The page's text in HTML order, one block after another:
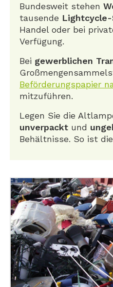
Bundesweit stehen
tausende
Handel oder bei
Verfügung.
Bei gewerblichen
Beförderungspapier
mitzuführen.
Legen Sie die
unverpackt und
Behältnisse. So ist